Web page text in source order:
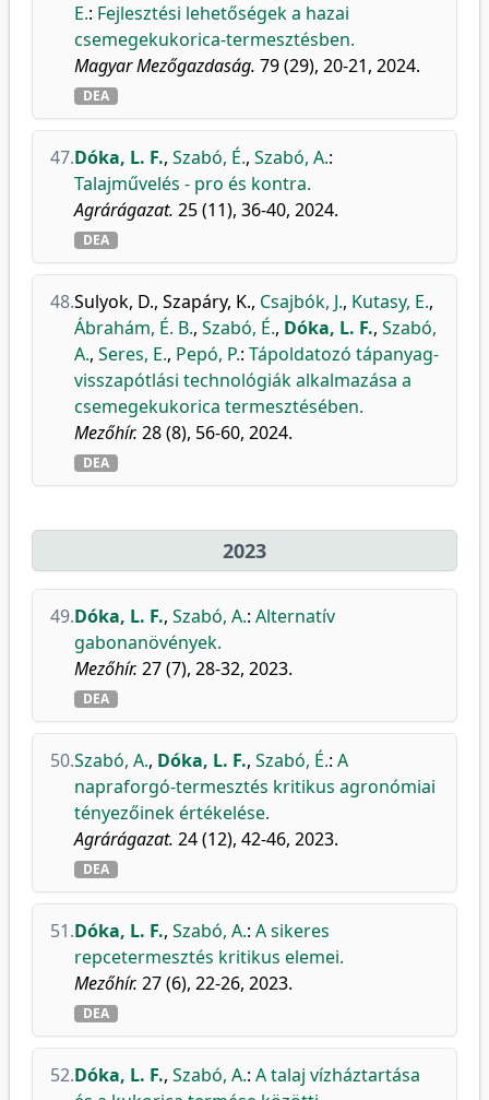
E.: Fejlesztési lehetőségek a hazai
csemegekukorica-termesztésben.
Magyar Mezőgazdaság. 79 (29), 20-21, 2024.
DEA
47.Dóka, L. F., Szabó, É., Szabó, A.:
Talajművelés - pro és kontra.
Agrárágazat. 25 (11), 36-40, 2024.
DEA
48.Sulyok, D., Szapáry, K., Csajbók, J., Kutasy, E.,
Ábrahám, É. B., Szabó, É., Dóka, L. F., Szabó,
A., Seres, E., Pepó, P.: Tápoldatozó tápanyag-
visszapótlási technológiák alkalmazása a
csemegekukorica termesztésében.
Mezőhír. 28 (8), 56-60, 2024.
DEA
2023
49.Dóka, L. F., Szabó, A.: Alternatív
gabonanövények.
Mezőhír. 27 (7), 28-32, 2023.
DEA
50.Szabó, A., Dóka, L. F., Szabó, É.: A
napraforgó-termesztés kritikus agronómiai
tényezőinek értékelése.
Agrárágazat. 24 (12), 42-46, 2023.
DEA
51.Dóka, L. F., Szabó, A.: A sikeres
repcetermesztés kritikus elemei.
Mezőhír. 27 (6), 22-26, 2023.
DEA
52.Dóka, L. F., Szabó, A.: A talaj vízháztartása